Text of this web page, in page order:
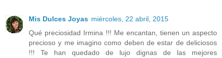
Mis Dulces Joyas miércoles, 22 abril, 2015
Qué preciosidad Irmina !!! Me encantan, tienen un aspecto
precioso y me imagino como deben de estar de deliciosos
!!! Te han quedado de lujo dignas de las mejores